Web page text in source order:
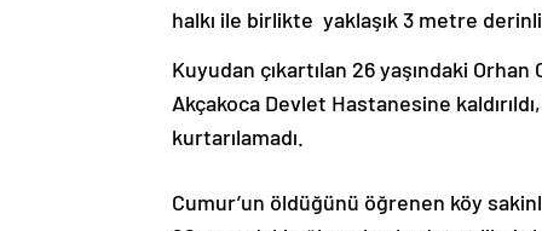
halkı ile birlikte yaklaşık 3 metre
Kuyudan çıkartılan 26 yaşındaki
Akçakoca Devlet Hastanesine
kurtarılamadı.
Cumur’un öldüğünü öğrenen köy